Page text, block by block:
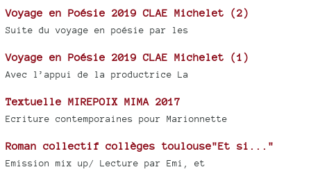
Voyage en Poésie 2019 CLAE Michelet (2)
Suite du voyage en poésie par les
Voyage en Poésie 2019 CLAE Michelet (1)
Avec l’appui de la productrice La
Textuelle MIREPOIX MIMA 2017
Ecriture contemporaines pour Marionnette
Roman collectif collèges toulouse"Et si..."
Emission mix up/ Lecture par Emi, et